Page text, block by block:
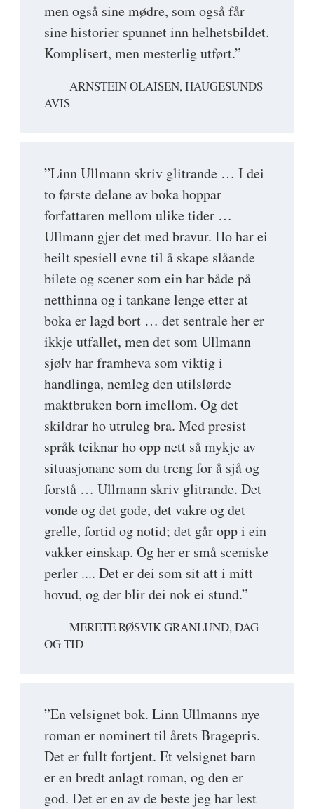
men også sine mødre, som også får
sine historier spunnet inn helhetsbildet.
Komplisert, men mesterlig utført.”
ARNSTEIN OLAISEN, HAUGESUNDS
AVIS
”Linn Ullmann skriv glitrande … I dei
to første delane av boka hoppar
forfattaren mellom ulike tider …
Ullmann gjer det med bravur. Ho har ei
heilt spesiell evne til å skape slåande
bilete og scener som ein har både på
netthinna og i tankane lenge etter at
boka er lagd bort … det sentrale her er
ikkje utfallet, men det som Ullmann
sjølv har framheva som viktig i
handlinga, nemleg den utilslørde
maktbruken born imellom. Og det
skildrar ho utruleg bra. Med presist
språk teiknar ho opp nett så mykje av
situasjonane som du treng for å sjå og
forstå … Ullmann skriv glitrande. Det
vonde og det gode, det vakre og det
grelle, fortid og notid; det går opp i ein
vakker einskap. Og her er små sceniske
perler .... Det er dei som sit att i mitt
hovud, og der blir dei nok ei stund.”
MERETE RØSVIK GRANLUND, DAG
OG TID
”En velsignet bok. Linn Ullmanns nye
roman er nominert til årets Bragepris.
Det er fullt fortjent. Et velsignet barn
er en bredt anlagt roman, og den er
god. Det er en av de beste jeg har lest